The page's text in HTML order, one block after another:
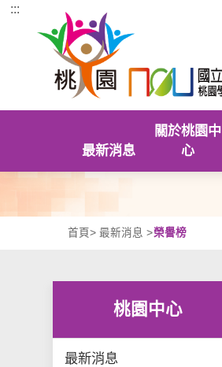
跳到主要內容區塊
:::
最新消息
關於桃園中
心
首頁>最新消息 >榮譽榜
桃園中心
最新消息